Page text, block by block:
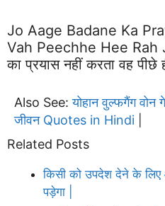
Jo Aage Badane Ka
Vah Peechhe Hee Rah
का प्रयास नहीं करता वह पीछे
Also See:योहान वुल्फगैंग
जीवन Quotes in Hindi
Related Posts
किसी को उपदेश देने के लिए
पड़ेगा |